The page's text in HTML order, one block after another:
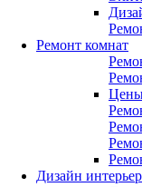
Ремонт комнат
Дизайн